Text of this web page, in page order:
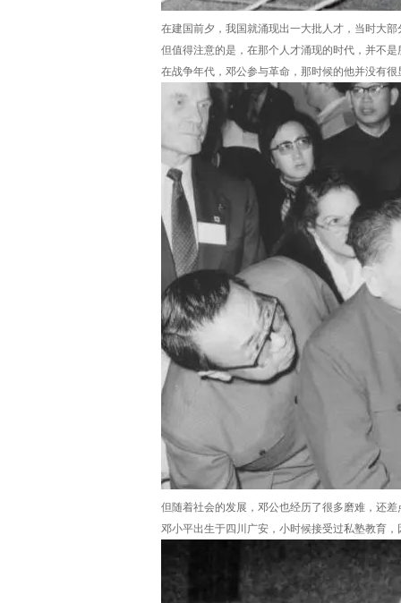
在建国前夕，我国就涌现出一大批人才，当时大
但值得注意的是，在那个人才涌现的时代，并不
在战争年代，邓公参与革命，那时候的他并没有
但随着社会的发展，邓公也经历了很多磨难，还
邓小平出生于四川广安，小时候接受过私塾教育